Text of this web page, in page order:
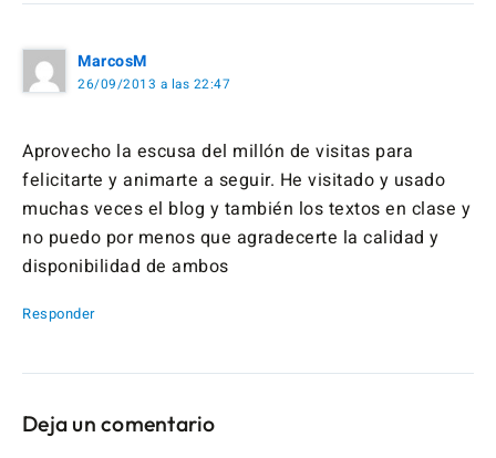
MarcosM
26/09/2013 a las 22:47
Aprovecho la escusa del millón de visitas para
felicitarte y animarte a seguir. He visitado y usado
muchas veces el blog y también los textos en clase y
no puedo por menos que agradecerte la calidad y
disponibilidad de ambos
Responder
Deja un comentario